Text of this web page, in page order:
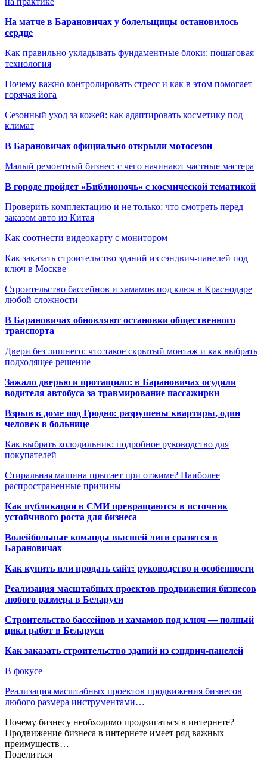
На матче в Барановичах у болельщицы остановилось
сердце
Как правильно укладывать фундаментные блоки: пошаговая
технология
Почему важно контролировать стресс и как в этом помогает
горячая йога
Сезонный уход за кожей: как адаптировать косметику под
климат
В Барановичах официально открыли мотосезон
Малый ремонтный бизнес: с чего начинают частные мастера
В городе пройдет «Библионочь» с космической тематикой
Проверить комплектацию и не только: что смотреть перед
заказом авто из Китая
Как соотнести видеокарту с монитором
Как заказать строительство зданий из сэндвич-панелей под
ключ в Москве
Строительство бассейнов и хамамов под ключ в Краснодаре
любой сложности
В Барановичах обновляют остановки общественного
транспорта
Двери без лишнего: что такое скрытый монтаж и как выбрать
подходящее решение
Зажало дверью и протащило: в Барановичах осудили
водителя автобуса за травмирование пассажирки
Взрыв в доме под Гродно: разрушены квартиры, один
человек в больнице
Как выбрать холодильник: подробное руководство для
покупателей
Стиральная машина прыгает при отжиме? Наиболее
распространенные причины
Как публикации в СМИ превращаются в источник
устойчивого роста для бизнеса
Волейбольные команды высшей лиги сразятся в
Барановичах
Как купить или продать сайт: руководство и особенности
Реализация масштабных проектов продвижения бизнесов
любого размера в Беларуси
Строительство бассейнов и хамамов под ключ — полный
цикл работ в Беларуси
Как заказать строительство зданий из сэндвич-панелей
В фокусе
Реализация масштабных проектов продвижения бизнесов
любого размера инструментами…
Почему бизнесу необходимо продвигаться в интернете?
Продвижение бизнеса в интернете имеет ряд важных
преимуществ…
Поделиться